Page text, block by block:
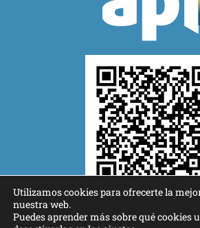
Utilizamos cookies para ofrecerte la
nuestra web.
Puedes aprender más sobre qué cookies